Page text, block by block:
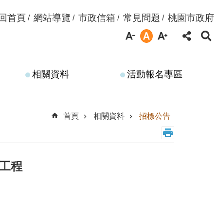
首頁 網站導覽 市政信箱 常見問題 桃園市政府
相關資料 活動報名專區
首頁 相關資料 招標公告
程